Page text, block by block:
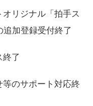
リジナル「拍手ス
追加登録受付終了
終了
のサポート対応終